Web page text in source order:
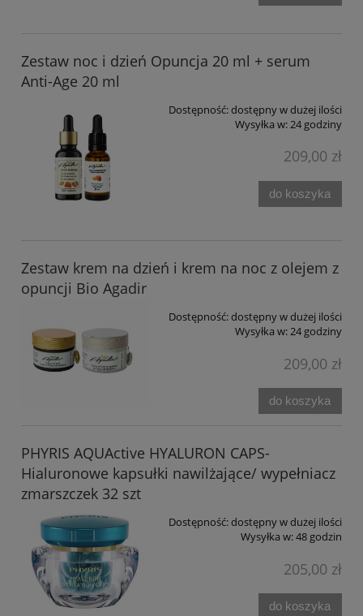
Zestaw noc i dzień Opuncja 20 ml + serum
Anti-Age 20 ml
Dostępność:dostępny w dużej ilości
Wysyłka w: 24 godziny
209,00 zł
do koszyka
Zestaw krem na dzień i krem na noc z olejem z
opuncji Bio Agadir
Dostępność:dostępny w dużej ilości
Wysyłka w:24 godziny
209,00 zł
do koszyka
PHYRIS AQUActive HYALURON CAPS-
Hialuronowe kapsułki nawilżające/ wypełniacz
zmarszczek 32 szt
Dostępność:dostępny w dużej ilości
Wysyłka w:48 godzin
205,00 zł
do koszyka